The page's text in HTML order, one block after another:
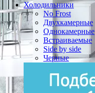
Холодильники
No Frost
Двухкамерные
Однокамерные
Встраиваемые
Side by side
Черные